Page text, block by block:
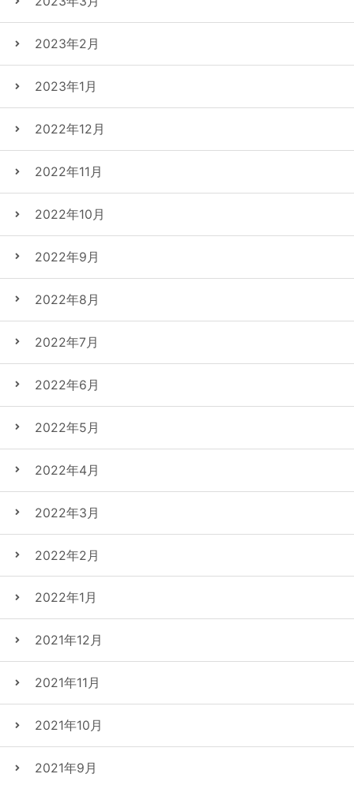
2023年2月
2023年1月
2022年12月
2022年11月
2022年10月
2022年9月
2022年8月
2022年7月
2022年6月
2022年5月
2022年4月
2022年3月
2022年2月
2022年1月
2021年12月
2021年11月
2021年10月
2021年9月